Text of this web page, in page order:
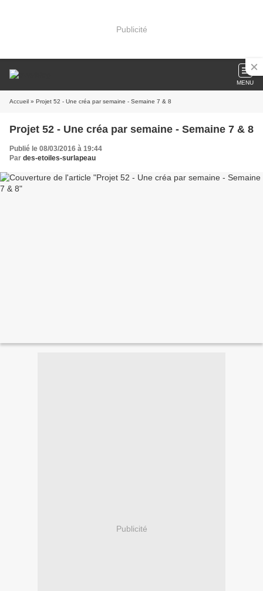
Publicité
MENU
Accueil » Projet 52 - Une créa par semaine - Semaine 7 & 8
Projet 52 - Une créa par semaine - Semaine 7 & 8
Publié le 08/03/2016 à 19:44
Par des-etoiles-surlapeau
Publicité